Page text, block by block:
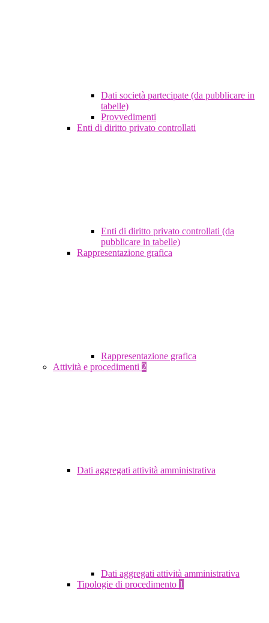
Dati società partecipate (da pubblicare in
tabelle)
Provvedimenti
Enti di diritto privato controllati
Enti di diritto privato controllati (da
pubblicare in tabelle)
Rappresentazione grafica
Rappresentazione grafica
Attività e procedimenti 2
Dati aggregati attività amministrativa
Dati aggregati attività amministrativa
Tipologie di procedimento 1